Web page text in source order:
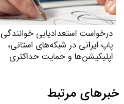
درخواست استعدادیابی خوانندگی
پاپ ایرانی در شبکه‌های استانی،
اپلیکیشن‌ها و حمایت حداکثری
خبرهای مرتبط